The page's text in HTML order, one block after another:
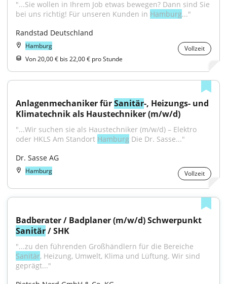
"...Sie wollen in Ihrem Job etwas bewegen? Dann sind Sie
bei uns richtig! Für unseren Kunden in Hamburg..."
Randstad Deutschland
Hamburg
Vollzeit
Von 20,00 € bis 22,00 € pro Stunde
Anlagenmechaniker für Sanitär-, Heizungs- und
Klimatechnik als Haustechniker (m/w/d)
"...Wir suchen sie als Haustechniker (m/w/d) – Elektro
oder HKLS Am Standort Hamburg Die Dr. Sasse..."
Dr. Sasse AG
Hamburg Vollzeit
Sanitär / SHK
Sanitär, Heizung, Umwelt, Klima und Lüftung. Wir sind
geprägt..."